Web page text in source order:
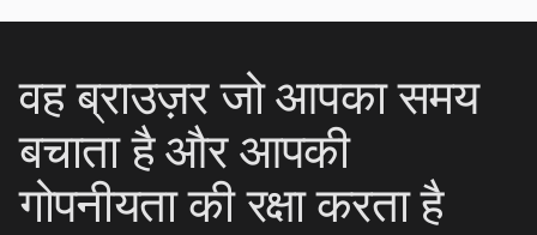
वह ब्राउज़र जो आपका समय
बचाता है और आपकी
गोपनीयता की रक्षा करता है